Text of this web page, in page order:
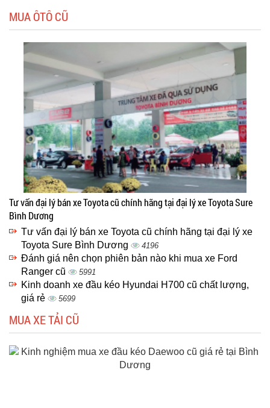
MUA ÔTÔ CŨ
Tư vấn đại lý bán xe Toyota cũ chính hãng tại đại lý xe Toyota Sure
Bình Dương
Tư vấn đại lý bán xe Toyota cũ chính hãng tại đại lý xe
Toyota Sure Bình Dương
4196
Đánh giá nên chọn phiên bản nào khi mua xe Ford
Ranger cũ
5991
Kinh doanh xe đầu kéo Hyundai H700 cũ chất lượng,
giá rẻ
5699
MUA XE TẢI CŨ